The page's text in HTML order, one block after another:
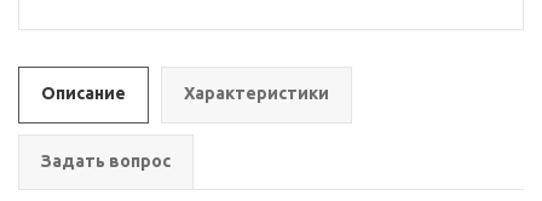
Описание Характеристики
Задать вопрос